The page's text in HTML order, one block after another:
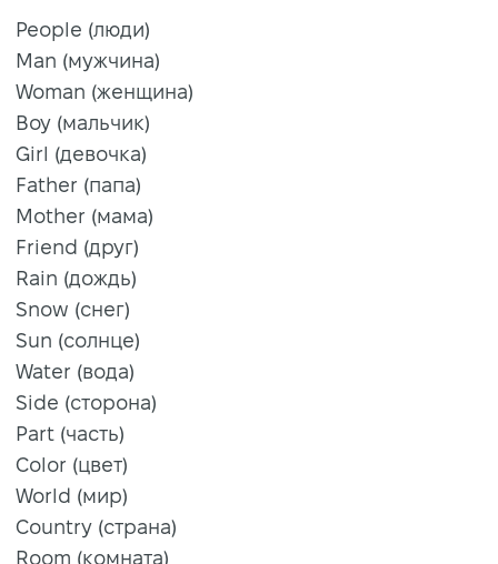
People (люди)
Man (мужчина)
Woman (женщина)
Boy (мальчик)
Girl (девочка)
Father (папа)
Mother (мама)
Friend (друг)
Rain (дождь)
Snow (снег)
Sun (солнце)
Water (вода)
Side (сторона)
Part (часть)
Color (цвет)
World (мир)
Country (страна)
Room (комната)